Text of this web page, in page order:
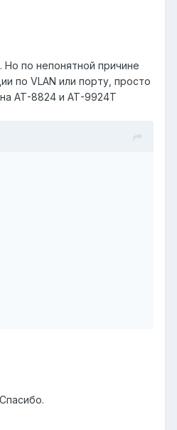
по непонятной причине
по VLAN или порту, просто
АТ-8824 и АТ-9924Т